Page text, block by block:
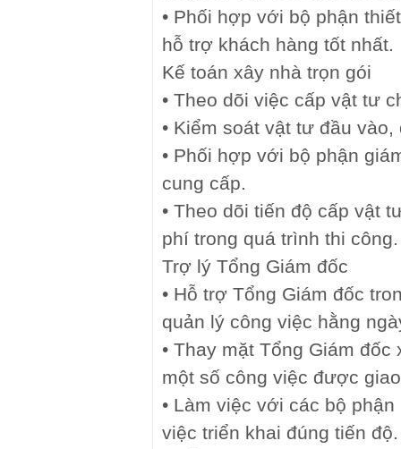
• Phối hợp với bộ phận
hỗ trợ khách hàng tốt nhất.
Kế toán xây nhà trọn gói
• Theo dõi việc cấp vật tư
• Kiểm soát vật tư đầu
• Phối hợp với bộ phận
cung cấp.
• Theo dõi tiến độ cấp vật
phí trong quá trình thi công.
Trợ lý Tổng Giám đốc
• Hỗ trợ Tổng Giám đốc
quản lý công việc hằng
• Thay mặt Tổng Giám
một số công việc được
• Làm việc với các bộ
việc triển khai đúng tiến độ.